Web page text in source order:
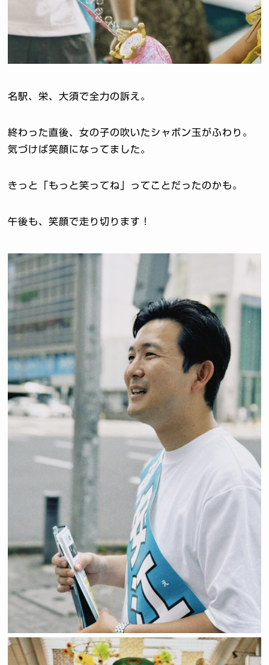
名駅、栄、大須で全力の訴え。
終わった直後、女の子の吹いたシャボン玉がふわり。
気づけば笑顔になってました。
きっと「もっと笑ってね」ってことだったのかも。
午後も、笑顔で走り切ります！